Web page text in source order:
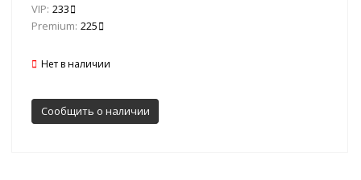
VIP: 233
Premium: 225
Нет в наличии
Сообщить о наличии